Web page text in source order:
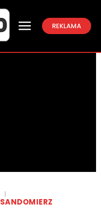
REKLAMA
SANDOMIERZ